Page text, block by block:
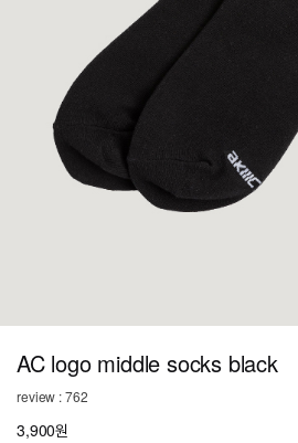
AC logo middle socks black
review : 762
3,900원